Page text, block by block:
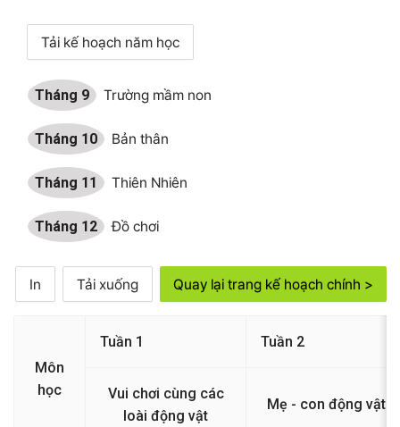
Tải kế hoạch năm học
Tháng 9 Trường mầm non
Tháng 10 Bản thân
Tháng 11 Thiên Nhiên
Tháng 12 Đồ chơi
In Tải xuống Quay lại trang kế hoạch chính >
Môn
học
Tuần 1 Tuần 2
Vui chơi cùng các
loài động vật
Mẹ - con động vật